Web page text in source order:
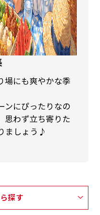
場にも爽やかな季
ンにぴったりなの
思わず立ち寄りた
ましょう♪
探す